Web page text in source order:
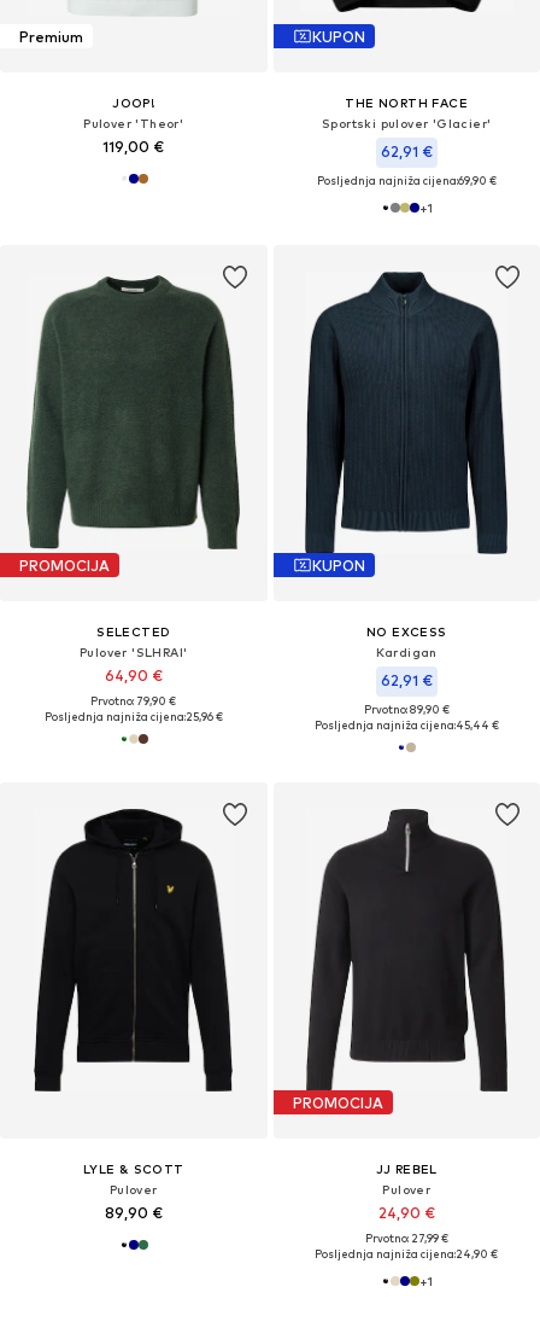
Premium
JOOP!
Pulover 'Theor'
119,00 €
KUPON
THE NORTH FACE
Sportski pulover 'Glacier'
62,91 €
Posljednja najniža cijena:69,90 €
+1
PROMOCIJA
SELECTED
Pulover 'SLHRAI'
64,90 €
Prvotno: 79,90 €
Posljednja najniža cijena:25,96 €
KUPON
NO EXCESS
Kardigan
62,91 €
Prvotno: 89,90 €
Posljednja najniža cijena:45,44 €
LYLE & SCOTT
Pulover
89,90 €
PROMOCIJA
JJ REBEL
Pulover
24,90 €
Prvotno: 27,99 €
Posljednja najniža cijena:24,90 €
+1